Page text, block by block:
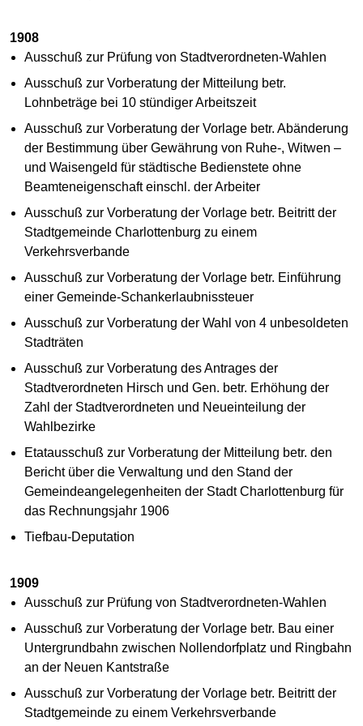
1908
Ausschuß zur Prüfung von Stadtverordneten-Wahlen
Ausschuß zur Vorberatung der Mitteilung betr.
Lohnbeträge bei 10 stündiger Arbeitszeit
Ausschuß zur Vorberatung der Vorlage betr. Abänderung
der Bestimmung über Gewährung von Ruhe-, Witwen –
und Waisengeld für städtische Bedienstete ohne
Beamteneigenschaft einschl. der Arbeiter
Ausschuß zur Vorberatung der Vorlage betr. Beitritt der
Stadtgemeinde Charlottenburg zu einem
Verkehrsverbande
Ausschuß zur Vorberatung der Vorlage betr. Einführung
einer Gemeinde-Schankerlaubnissteuer
Ausschuß zur Vorberatung der Wahl von 4 unbesoldeten
Stadträten
Ausschuß zur Vorberatung des Antrages der
Stadtverordneten Hirsch und Gen. betr. Erhöhung der
Zahl der Stadtverordneten und Neueinteilung der
Wahlbezirke
Etatausschuß zur Vorberatung der Mitteilung betr. den
Bericht über die Verwaltung und den Stand der
Gemeindeangelegenheiten der Stadt Charlottenburg für
das Rechnungsjahr 1906
Tiefbau-Deputation
1909
Ausschuß zur Prüfung von Stadtverordneten-Wahlen
Ausschuß zur Vorberatung der Vorlage betr. Bau einer
Untergrundbahn zwischen Nollendorfplatz und Ringbahn
an der Neuen Kantstraße
Ausschuß zur Vorberatung der Vorlage betr. Beitritt der
Stadtgemeinde zu einem Verkehrsverbande